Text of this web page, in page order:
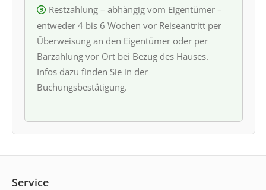
Restzahlung – abhängig vom Eigentümer –
entweder 4 bis 6 Wochen vor Reiseantritt per
Überweisung an den Eigentümer oder per
Barzahlung vor Ort bei Bezug des Hauses.
Infos dazu finden Sie in der
Buchungsbestätigung.
Service